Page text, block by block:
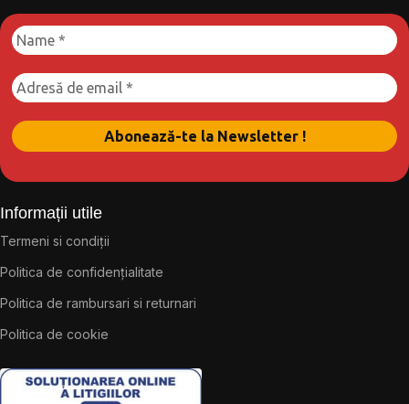
Informații utile
Termeni si condiții
Politica de confidențialitate
Politica de rambursari si returnari
Politica de cookie